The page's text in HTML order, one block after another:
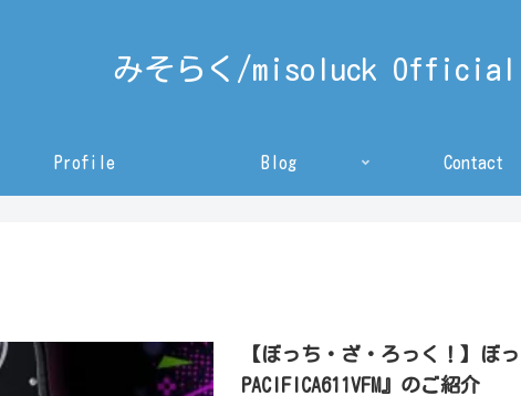
みそらく/misoluck Official
Profile Blog Contact
【ぼっち・ざ・ろっく！】ぼ
PACIFICA611VFM』のご紹介